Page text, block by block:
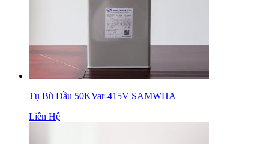
Tụ Bù Dầu 50KVar-415V SAMWHA
Liên Hệ